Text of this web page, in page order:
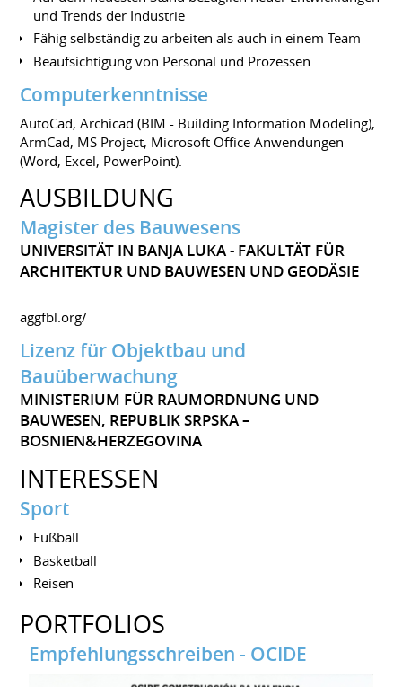
und Trends der Industrie
Fähig selbständig zu arbeiten als auch in einem Team
Beaufsichtigung von Personal und Prozessen
Computerkenntnisse
AutoCad, Archicad (BIM - Building Information Modeling),
ArmCad, MS Project, Microsoft Office Anwendungen
(Word, Excel, PowerPoint).
AUSBILDUNG
Magister des Bauwesens
UNIVERSITÄT IN BANJA LUKA - FAKULTÄT FÜR
ARCHITEKTUR UND BAUWESEN UND GEODÄSIE
aggfbl.org/
Lizenz für Objektbau und
Bauüberwachung
MINISTERIUM FÜR RAUMORDNUNG UND
BAUWESEN, REPUBLIK SRPSKA –
BOSNIEN&HERZEGOVINA
INTERESSEN
Sport
Fußball
Basketball
Reisen
PORTFOLIOS
Empfehlungsschreiben - OCIDE